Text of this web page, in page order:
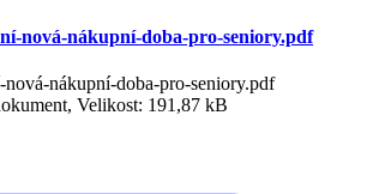
nová-nákupní-doba-pro-seniory.pdf
nákupní-doba-pro-seniory.pdf
Velikost: 191,87 kB